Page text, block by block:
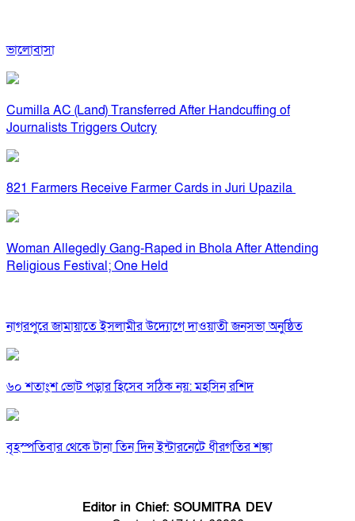
ভালোবাসা
Cumilla AC (Land) Transferred After Handcuffing of
Journalists Triggers Outcry
821 Farmers Receive Farmer Cards in Juri Upazila
Woman Allegedly Gang-Raped in Bhola After Attending
Religious Festival; One Held
নাগরপুরে জামায়াতে ইসলামীর উদ্যোগে দাওয়াতী জনসভা অনুষ্ঠিত
৬০ শতাংশ ভোট পড়ার হিসেব সঠিক নয়: মহসিন রশিদ
বৃহস্পতিবার থেকে টানা তিন দিন ইন্টারনেটে ধীরগতির শঙ্কা
Editor in Chief: SOUMITRA DEV